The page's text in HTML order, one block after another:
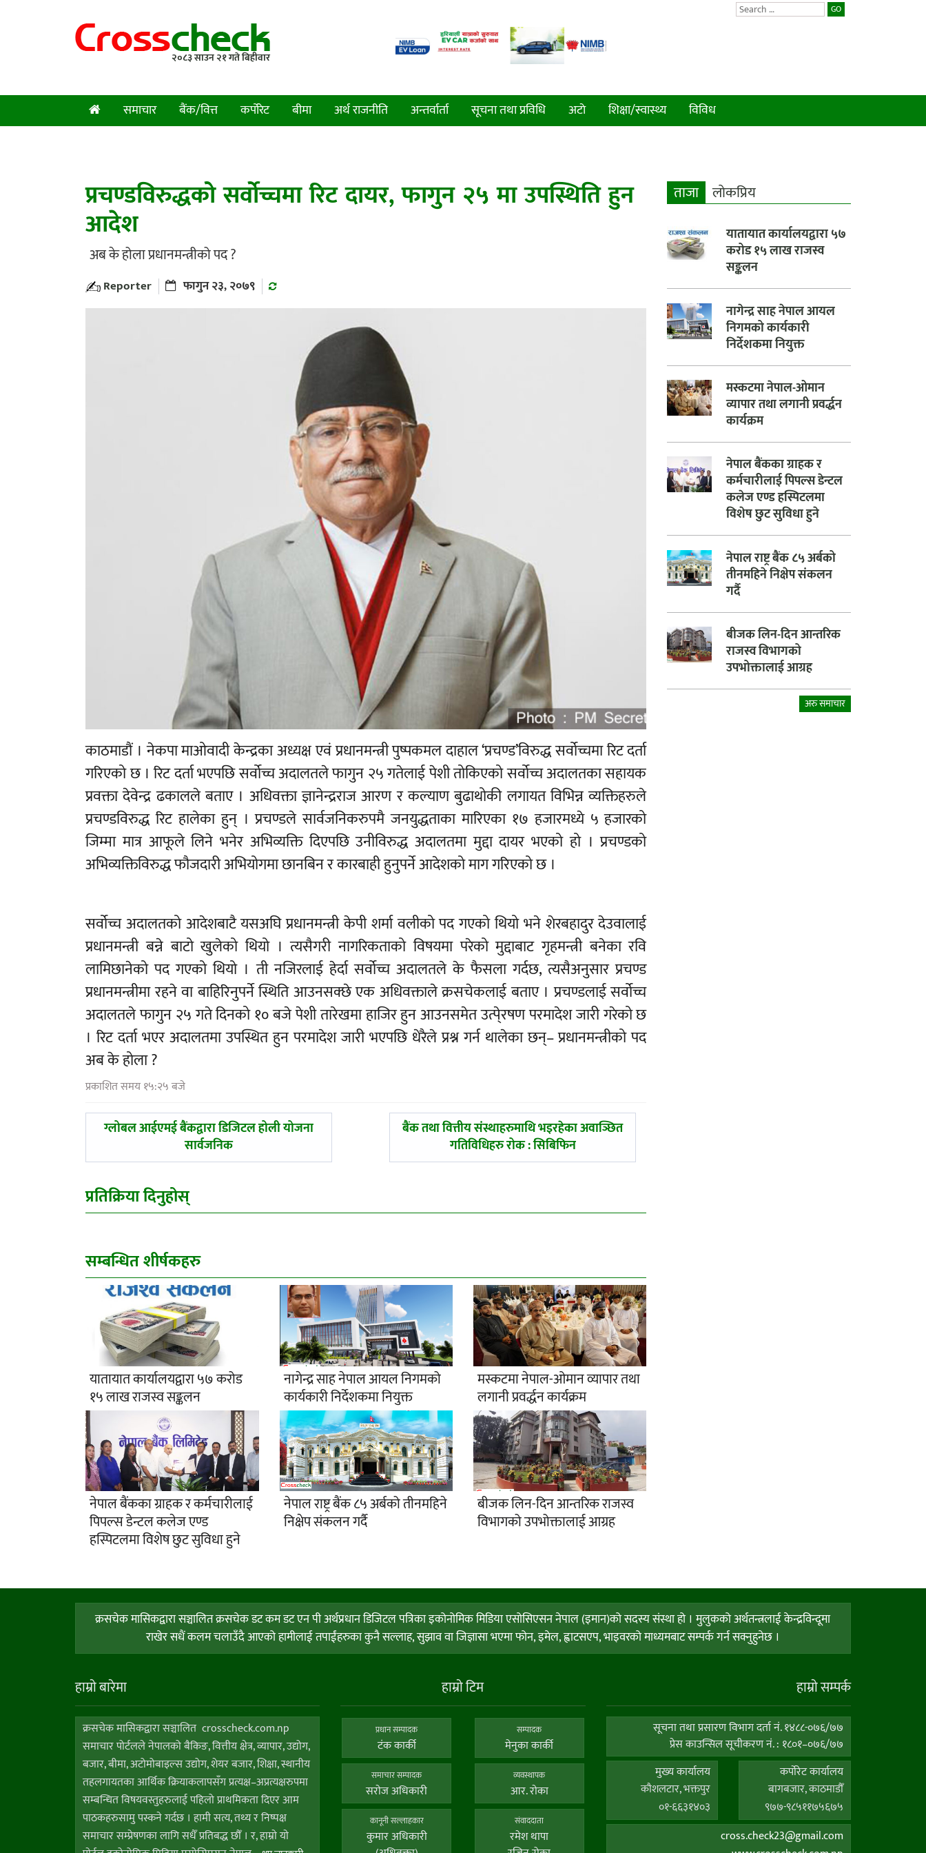
GO
२०८३ साउन २१ गते बिहीवार
समाचार बैंक/वित्त कर्पोरेट बीमा अर्थ राजनीति अन्तर्वार्ता सूचना तथा प्रविधि अटाे शिक्षा/स्वास्थ्य विविध
प्रचण्डविरुद्धको सर्वोच्चमा रिट दायर, फागुन २५ मा उपस्थिति हुन
आदेश
अब के होला प्रधानमन्त्रीको पद ?
Reporter फागुन २३, २०७९
काठमाडौं । नेकपा माओवादी केन्द्रका अध्यक्ष एवं प्रधानमन्त्री पुष्पकमल दाहाल ‘प्रचण्ड’विरुद्ध सर्वोच्चमा रिट दर्ता
गरिएको छ । रिट दर्ता भएपछि सर्वोच्च अदालतले फागुन २५ गतेलाई पेशी तोकिएको सर्वोच्च अदालतका सहायक
प्रवक्ता देवेन्द्र ढकालले बताए । अधिवक्ता ज्ञानेन्द्रराज आरण र कल्याण बुढाथोकी लगायत विभिन्न व्यक्तिहरुले
प्रचण्डविरुद्ध रिट हालेका हुन् । प्रचण्डले सार्वजनिकरुपमै जनयुद्धताका मारिएका १७ हजारमध्ये ५ हजारको
जिम्मा मात्र आफूले लिने भनेर अभिव्यक्ति दिएपछि उनीविरुद्ध अदालतमा मुद्दा दायर भएको हो । प्रचण्डको
अभिव्यक्तिविरुद्ध फौजदारी अभियोगमा छानबिन र कारबाही हुनुपर्ने आदेशको माग गरिएको छ ।
सर्वोच्च अदालतको आदेशबाटै यसअघि प्रधानमन्त्री केपी शर्मा वलीको पद गएको थियो भने शेरबहादुर देउवालाई
प्रधानमन्त्री बन्ने बाटो खुलेको थियो । त्यसैगरी नागरिकताको विषयमा परेको मुद्दाबाट गृहमन्त्री बनेका रवि
लामिछानेको पद गएको थियो । ती नजिरलाई हेर्दा सर्वोच्च अदालतले के फैसला गर्दछ, त्यसैअनुसार प्रचण्ड
प्रधानमन्त्रीमा रहने वा बाहिरिनुपर्ने स्थिति आउनसक्छे एक अधिवक्ताले क्रसचेकलाई बताए । प्रचण्डलाई सर्वोच्च
अदालतले फागुन २५ गते दिनको १० बजे पेशी तारेखमा हाजिर हुन आउनसमेत उत्पे्रषण परमादेश जारी गरेको छ
। रिट दर्ता भएर अदालतमा उपस्थित हुन परमादेश जारी भएपछि धेरैले प्रश्न गर्न थालेका छन्– प्रधानमन्त्रीको पद
अब के होला ?
प्रकाशित समय १५:२५ बजे
पछिल्लाे
ग्लोबल आईएमई बैंकद्वारा डिजिटल होली योजना
सार्वजनिक
अघिल्लाे
बैंक तथा वित्तीय संस्थाहरुमाथि भइरहेका अवाञ्छित
गतिविधिहरु रोक : सिबिफिन
प्रतिक्रिया दिनुहोस्
सम्बन्धित शीर्षकहरु
यातायात कार्यालयद्वारा ५७ करोड
१५ लाख राजस्व सङ्कलन
नागेन्द्र साह नेपाल आयल निगमको
कार्यकारी निर्देशकमा नियुक्त
मस्कटमा नेपाल-ओमान व्यापार तथा
लगानी प्रवर्द्धन कार्यक्रम
नेपाल बैंकका ग्राहक र कर्मचारीलाई
पिपल्स डेन्टल कलेज एण्ड
हस्पिटलमा विशेष छुट सुविधा हुने
नेपाल राष्ट्र बैंक ८५ अर्बको तीनमहिने
निक्षेप संकलन गर्दै
बीजक लिन-दिन आन्तरिक राजस्व
विभागको उपभोक्तालाई आग्रह
ताजा लाेकप्रिय
यातायात कार्यालयद्वारा ५७
करोड १५ लाख राजस्व
सङ्कलन
नागेन्द्र साह नेपाल आयल
निगमको कार्यकारी
निर्देशकमा नियुक्त
मस्कटमा नेपाल-ओमान
व्यापार तथा लगानी प्रवर्द्धन
कार्यक्रम
नेपाल बैंकका ग्राहक र
कर्मचारीलाई पिपल्स डेन्टल
कलेज एण्ड हस्पिटलमा
विशेष छुट सुविधा हुने
नेपाल राष्ट्र बैंक ८५ अर्बको
तीनमहिने निक्षेप संकलन
गर्दै
बीजक लिन-दिन आन्तरिक
राजस्व विभागको
उपभोक्तालाई आग्रह
अरु समाचार
क्रसचेक मासिकद्वारा सञ्चालित क्रसचेक डट कम डट एन पी अर्थप्रधान डिजिटल पत्रिका इकोनोमिक मिडिया एसोसिएसन नेपाल (इमान)को सदस्य संस्था हो । मुलुकको अर्थतन्त्रलाई केन्द्रविन्दूमा
राखेर सधैं कलम चलाउँदै आएको हामीलाई तपाईंहरुका कुनै सल्लाह, सुझाव वा जिज्ञासा भएमा फोन, इमेल, ह्वाटसएप, भाइवरको माध्यमबाट सम्पर्क गर्न सक्नुहुनेछ ।
हाम्राे बारेमा
क्रसचेक मासिकद्वारा सञ्चालित crosscheck.com.np
समाचार पोर्टलले नेपालको बैकिङ, वित्तीय क्षेत्र, व्यापार, उद्योग,
बजार, बीमा, अटोमोबाइल्स उद्योग, शेयर बजार, शिक्षा, स्थानीय
तहलगायतका आर्थिक क्रियाकलापसँग प्रत्यक्ष–अप्रत्यक्षरुपमा
सम्बन्धित विषयवस्तुहरुलाई पहिलो प्राथमिकता दिएर आम
पाठकहरुसामु पस्कने गर्दछ । हामी सत्य, तथ्य र निष्पक्ष
समाचार सम्प्रेषणका लागि सधैँ प्रतिबद्ध छौँ । र, हाम्राे याे
हाम्राे टिम
प्रधान सम्पादक
टंक कार्की
सम्पादक
मेनुका कार्की
समाचार सम्पादक
सराेज अधिकारी
व्यवस्थापक
आर. राेका
कानूनी सल्लाहकार
कुमार अधिकारी
संवाददाता
रमेश थापा
हाम्राे सम्पर्क
सूचना तथा प्रसारण विभाग दर्ता नं. १४८८-०७६/७७
प्रेस काउन्सिल सूचीकरण नं. : १८०१–०७६/७७
मुख्य कार्यालय
कौशलटार, भक्तपुर
०१-६६३१४०३
कर्पाेरेट कार्यालय
बागबजार, काठमाडौँ
९७७-९८५११७५६७५
cross.check23@gmail.com